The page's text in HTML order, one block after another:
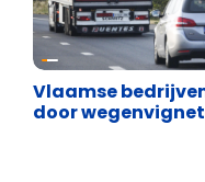
Energie en
Vlaamse
door wegenvignet